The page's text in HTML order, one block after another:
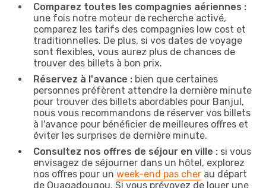
Comparez toutes les compagnies aériennes :
une fois notre moteur de recherche activé,
comparez les tarifs des compagnies low cost et
traditionnelles. De plus, si vos dates de voyage
sont flexibles, vous aurez plus de chances de
trouver des billets à bon prix.
Réservez à l'avance : bien que certaines
personnes préfèrent attendre la dernière minute
pour trouver des billets abordables pour Banjul,
nous vous recommandons de réserver vos billets
à l'avance pour bénéficier de meilleures offres et
éviter les surprises de dernière minute.
Consultez nos offres de séjour en ville : si vous
envisagez de séjourner dans un hôtel, explorez
nos offres pour un week-end pas cher au départ
de Ouagadougou. Si vous prévoyez de louer une